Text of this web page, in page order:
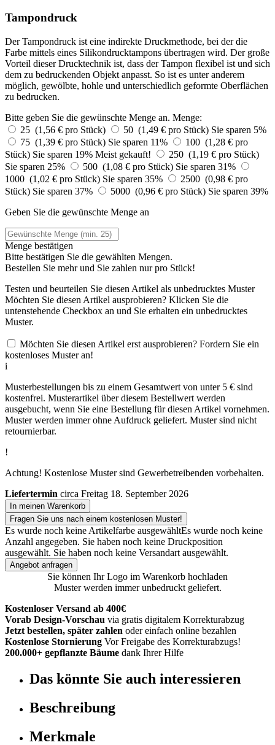
Tampondruck
Der Tampondruck ist eine indirekte Druckmethode, bei der die
Farbe mittels eines Silikondrucktampons übertragen wird. Der große
Vorteil dieser Drucktechnik ist, dass der Tampon flexibel ist und sich
dem zu bedruckenden Objekt anpasst. So ist es unter anderem
möglich, gewölbte, hohle und unterschiedlich geformte Oberflächen
zu bedrucken.
Bitte geben Sie die gewünschte Menge an. Menge:
25 (1,56 € pro Stück)
50 (1,49 € pro Stück) Sie sparen 5%
75 (1,39 € pro Stück) Sie sparen 11%
100 (1,28 € pro
Stück) Sie sparen 19% Meist gekauft!
250 (1,19 € pro Stück)
Sie sparen 25%
500 (1,08 € pro Stück) Sie sparen 31%
1000 (1,02 € pro Stück) Sie sparen 35%
2500 (0,98 € pro
Stück) Sie sparen 37% 5000 (0,96 € pro Stück) Sie sparen 39%
Geben Sie die gewünschte Menge an
Menge bestätigen
Bitte bestätigen Sie die gewählten Mengen.
Bestellen Sie mehr und Sie zahlen nurpro Stück!
Testen und beurteilen Sie diesen Artikel als unbedrucktes Muster
Möchten Sie diesen Artikel ausprobieren? Klicken Sie die
untenstehende Checkbox an und Sie erhalten ein unbedrucktes
Muster.
Möchten Sie diesen Artikel erst ausprobieren? Fordern Sie ein
kostenloses Muster an!
i
Musterbestellungen bis zu einem Gesamtwert von unter 5 € sind
kostenfrei. Musterartikel über diesem Bestellwert werden
ausgebucht, wenn Sie eine Bestellung für diesen Artikel vornehmen.
Muster werden immer ohne Aufdruck geliefert. Muster sind nicht
retournierbar.
!
Achtung! Kostenlose Muster sind Gewerbetreibenden vorbehalten.
Liefertermin circa Freitag 18. September 2026
In meinen Warenkorb
Fragen Sie uns nach einem kostenlosen Muster!
Es wurde noch keine Artikelfarbe ausgewähltEs wurde noch keine
Anzahl angegeben. Sie haben noch keine Druckposition
ausgewählt. Sie haben noch keine Versandart ausgewählt.
Angebot anfragen
Sie können Ihr Logo im Warenkorb hochladen
Muster werden immer unbedruckt geliefert.
Kostenloser Versand ab 400€
Vorab Design-Vorschau via gratis digitalem Korrekturabzug
Jetzt bestellen, später zahlen oder einfach online bezahlen
Kostenlose Stornierung Vor Freigabe des Korrekturabzugs!
200.000+ gepflanzte Bäume dank Ihrer Hilfe
Das könnte Sie auch interessieren
Beschreibung
Merkmale